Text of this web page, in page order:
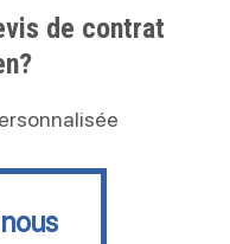
de contrat